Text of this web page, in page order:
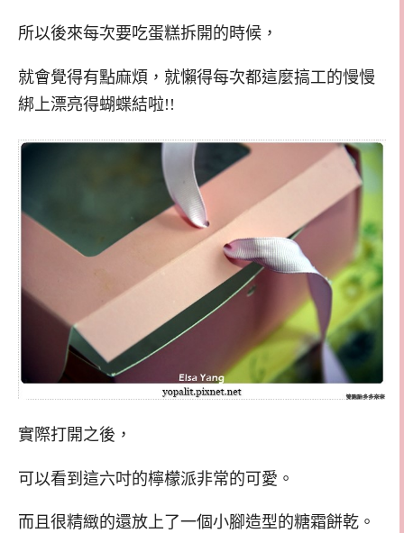
所以後來每次要吃蛋糕拆開的時候，
就會覺得有點麻煩，就懶得每次都這麼搞工的慢慢
綁上漂亮得蝴蝶結啦!!
實際打開之後，
可以看到這六吋的檸檬派非常的可愛。
而且很精緻的還放上了一個小腳造型的糖霜餅乾。